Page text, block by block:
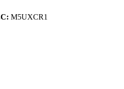
M5UXCR1